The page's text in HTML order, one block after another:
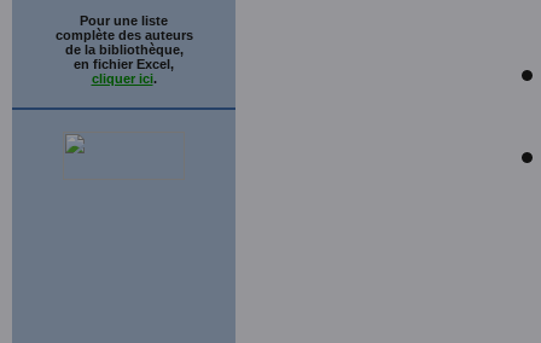
Pour une liste
complète des auteurs
de la bibliothèque,
en fichier Excel,
cliquer ici.